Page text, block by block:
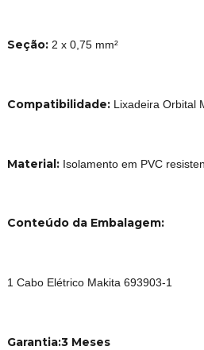
Seção:2 x 0,75 mm²
Compatibilidade:Lixadeira Orbital
Material:Isolamento em PVC
Conteúdo da Embalagem:
1 Cabo Elétrico Makita 693903-1
Garantia:3 Meses